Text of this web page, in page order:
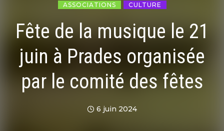
ASSOCIATIONS CULTURE
Fête de la musique le 21
juin à Prades organisée
par le comité des fêtes
6 juin 2024